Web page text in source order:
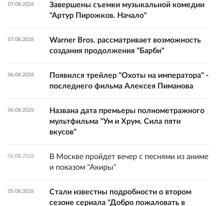
07.08.2026
Завершены съемки музыкальной комедии
"Артур Пирожков. Начало"
07.08.2026
Warner Bros. рассматривает возможность
создания продолжения "Барби"
06.08.2026
Появился трейлер "Охоты на императора" -
последнего фильма Алексея Пиманова
06.08.2026
Названа дата премьеры полнометражного
мультфильма "Ум и Хрум. Сила пяти
вкусов"
06.08.2026
В Москве пройдет вечер с песнями из аниме
и показом "Акиры"
05.08.2026
Стали известны подробности о втором
сезоне сериала "Добро пожаловать в